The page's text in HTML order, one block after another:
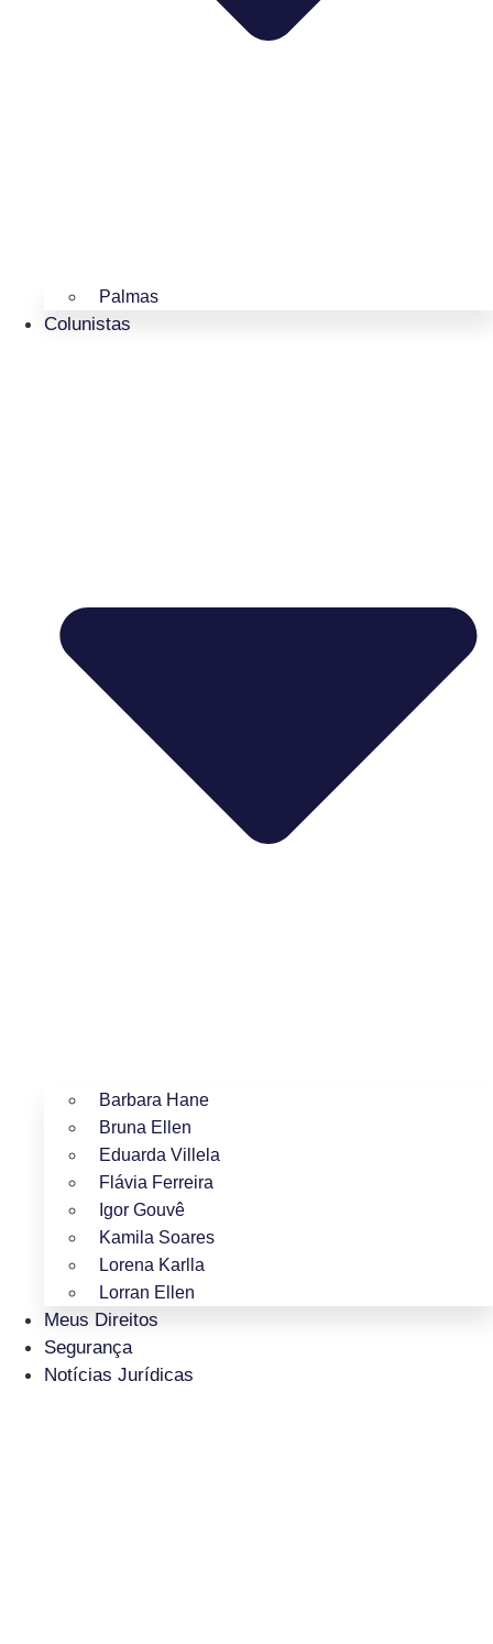
Palmas
Colunistas
Barbara Hane
Bruna Ellen
Eduarda Villela
Flávia Ferreira
Igor Gouvê
Kamila Soares
Lorena Karlla
Lorran Ellen
Meus Direitos
Segurança
Notícias Jurídicas